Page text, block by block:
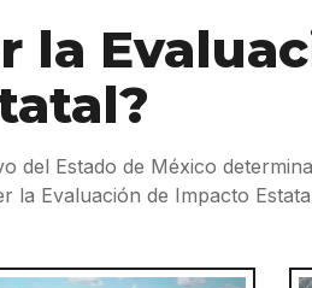
la
del Estado de México
la Evaluación de Impacto